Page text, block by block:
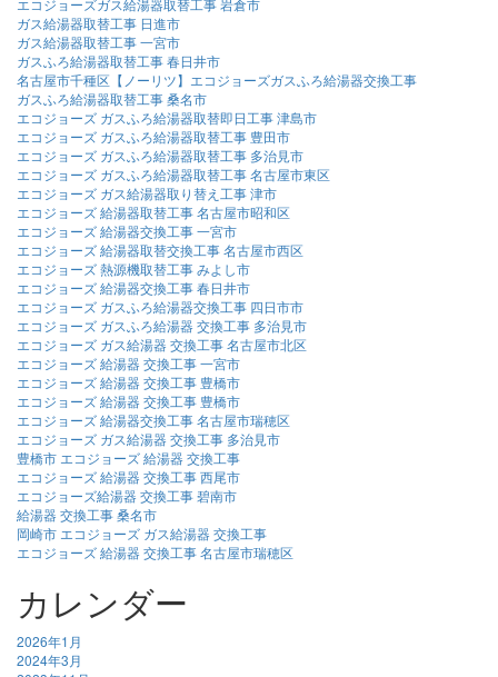
エコジョーズガス給湯器取替工事 岩倉市
ガス給湯器取替工事 日進市
ガス給湯器取替工事 一宮市
ガスふろ給湯器取替工事 春日井市
名古屋市千種区【ノーリツ】エコジョーズガスふろ給湯器交換工事
ガスふろ給湯器取替工事 桑名市
エコジョーズ ガスふろ給湯器取替即日工事 津島市
エコジョーズ ガスふろ給湯器取替工事 豊田市
エコジョーズ ガスふろ給湯器取替工事 多治見市
エコジョーズ ガスふろ給湯器取替工事 名古屋市東区
エコジョーズ ガス給湯器取り替え工事 津市
エコジョーズ 給湯器取替工事 名古屋市昭和区
エコジョーズ 給湯器交換工事 一宮市
エコジョーズ 給湯器取替交換工事 名古屋市西区
エコジョーズ 熱源機取替工事 みよし市
エコジョーズ 給湯器交換工事 春日井市
エコジョーズ ガスふろ給湯器交換工事 四日市市
エコジョーズ ガスふろ給湯器 交換工事 多治見市
エコジョーズ ガス給湯器 交換工事 名古屋市北区
エコジョーズ 給湯器 交換工事 一宮市
エコジョーズ 給湯器 交換工事 豊橋市
エコジョーズ 給湯器 交換工事 豊橋市
エコジョーズ 給湯器交換工事 名古屋市瑞穂区
エコジョーズ ガス給湯器 交換工事 多治見市
豊橋市 エコジョーズ 給湯器 交換工事
エコジョーズ 給湯器 交換工事 西尾市
エコジョーズ給湯器 交換工事 碧南市
給湯器 交換工事 桑名市
岡崎市 エコジョーズ ガス給湯器 交換工事
エコジョーズ 給湯器 交換工事 名古屋市瑞穂区
カレンダー
2026年1月
2024年3月